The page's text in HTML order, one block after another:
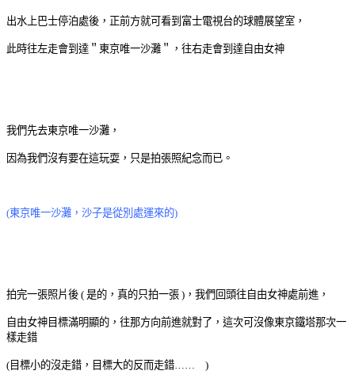
出水上巴士停泊處後，正前方就可看到富士電視台的球體展望室，
此時往左走會到達＂東京唯一沙灘＂，往右走會到達自由女神
我們先去東京唯一沙灘，
因為我們沒有要在這玩耍，只是拍張照紀念而已。
(東京唯一沙灘，沙子是從別處運來的)
拍完一張照片後 ( 是的，真的只拍一張 )，我們回頭往自由女神處前進，
自由女神目標滿明顯的，往那方向前進就對了，這次可沒像東京鐵塔那次一
樣走錯
(目標小的沒走錯，目標大的反而走錯…… )